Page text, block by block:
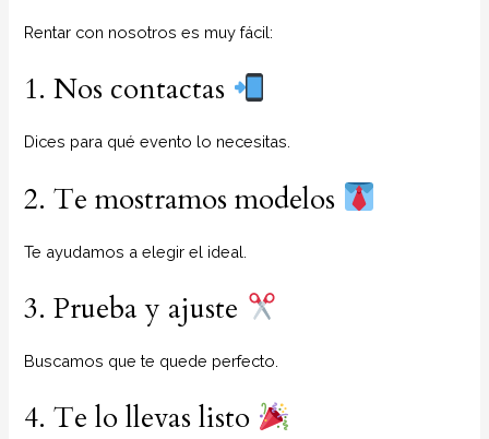
Rentar con nosotros es muy fácil:
1. Nos contactas
Dices para qué evento lo necesitas.
2. Te mostramos modelos
Te ayudamos a elegir el ideal.
3. Prueba y ajuste
Buscamos que te quede perfecto.
4. Te lo llevas listo